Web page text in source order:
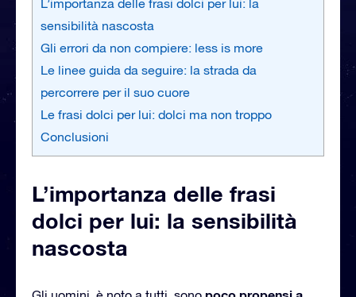
L’importanza delle frasi dolci per lui: la
sensibilità nascosta
Gli errori da non compiere: less is more
Le linee guida da seguire: la strada da
percorrere per il suo cuore
Le frasi dolci per lui: dolci ma non troppo
Conclusioni
L’importanza delle frasi
dolci per lui: la sensibilità
nascosta